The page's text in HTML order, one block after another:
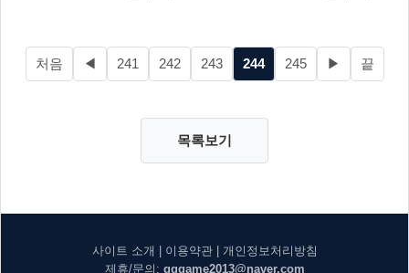
처음 ◀ 241 242 243 244 245 ▶ 끝
목록보기
사이트 소개 이용약관| 개인정보처리방침
제휴/문의: gggame2013@naver.com